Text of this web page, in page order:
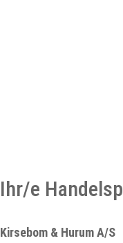
Ihr/e
Kirsebom & Hurum A/S